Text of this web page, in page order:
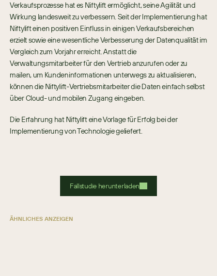
Verkaufsprozesse hat es Niftylift ermöglicht, seine Agilität und
Wirkung landesweit zu verbessern. Seit der Implementierung hat
Niftylift einen positiven Einfluss in einigen Verkaufsbereichen
erzielt sowie eine wesentliche Verbesserung der Datenqualität im
Vergleich zum Vorjahr erreicht. Anstatt die
Verwaltungsmitarbeiter für den Vertrieb anzurufen oder zu
mailen, um Kundeninformationen unterwegs zu aktualisieren,
können die Niftylift-Vertriebsmitarbeiter die Daten einfach selbst
über Cloud- und mobilen Zugang eingeben.
Die Erfahrung hat Niftylift eine Vorlage für Erfolg bei der
Implementierung von Technologie geliefert.
Fallstudie herunterladen
ÄHNLICHES ANZEIGEN